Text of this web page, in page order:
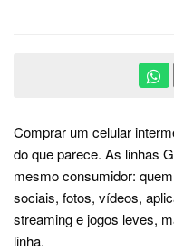
Comprar um celular
do que parece. As linhas
mesmo consumidor:
sociais, fotos, vídeos,
streaming e jogos leves,
linha.